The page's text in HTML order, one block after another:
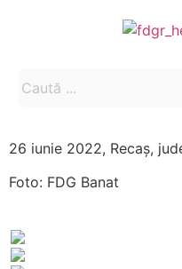
26 iunie 2022, Recaș,
Foto: FDG Banat